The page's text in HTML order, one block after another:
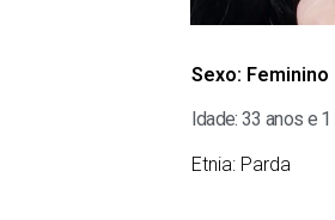
Sexo: Feminino
Idade: 33 anos e
Etnia: Parda